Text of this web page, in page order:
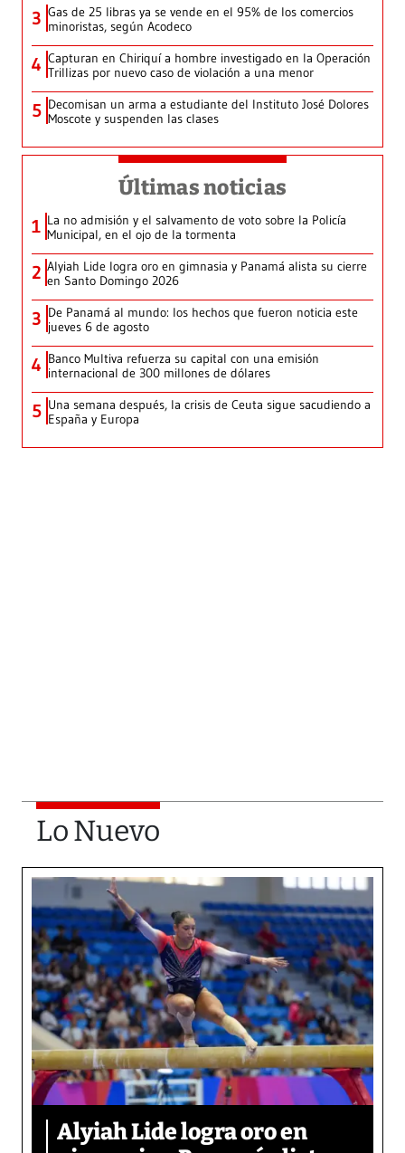
3 Gas de 25 libras ya se vende en el 95% de los comercios
minoristas, según Acodeco
4 Capturan en Chiriquí a hombre investigado en la Operación
Trillizas por nuevo caso de violación a una menor
5 Decomisan un arma a estudiante del Instituto José Dolores
Moscote y suspenden las clases
Últimas noticias
1 La no admisión y el salvamento de voto sobre la Policía
Municipal, en el ojo de la tormenta
2 Alyiah Lide logra oro en gimnasia y Panamá alista su cierre
en Santo Domingo 2026
3 De Panamá al mundo: los hechos que fueron noticia este
jueves 6 de agosto
4 Banco Multiva refuerza su capital con una emisión
internacional de 300 millones de dólares
5 Una semana después, la crisis de Ceuta sigue sacudiendo a
España y Europa
Lo Nuevo
Alyiah Lide logra oro en